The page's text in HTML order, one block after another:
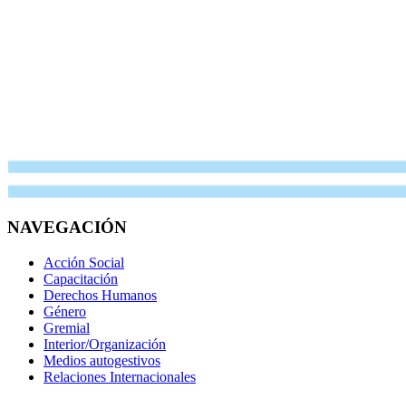
NAVEGACIÓN
Acción Social
Capacitación
Derechos Humanos
Género
Gremial
Interior/Organización
Medios autogestivos
Relaciones Internacionales